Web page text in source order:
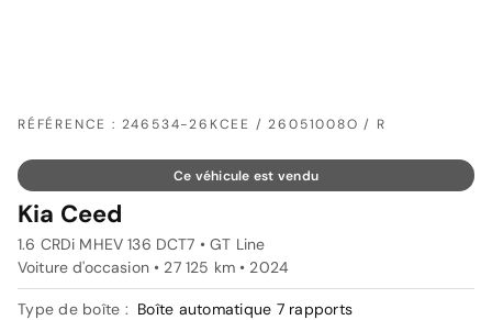
RÉFÉRENCE : 246534-26KCEE / 26051008O / R
Ce véhicule est vendu
Kia Ceed
1.6 CRDi MHEV 136 DCT7 • GT Line
Voiture d'occasion • 27 125 km • 2024
Type de boîte : Boîte automatique 7 rapports